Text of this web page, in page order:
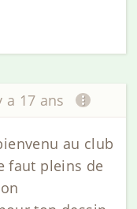
a 17 ans
au club
faut pleins de